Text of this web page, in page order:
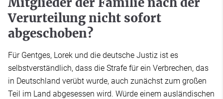
Verurteilung nicht sofort
abgeschoben?
Für Gentges, Lorek und die deutsche Justiz ist es
selbstverständlich, dass die Strafe für ein Verbrechen, das
in Deutschland verübt wurde, auch zunächst zum großen
Teil im Land abgesessen wird. Würde einem ausländischen